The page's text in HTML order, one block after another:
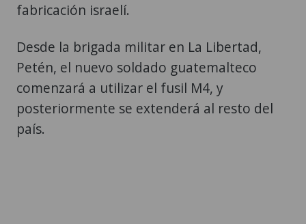
fabricación israelí.
Desde la brigada militar en La Libertad,
Petén, el nuevo soldado guatemalteco
comenzará a utilizar el fusil M4, y
posteriormente se extenderá al resto del
país.